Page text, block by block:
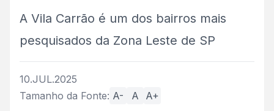
A Vila Carrão é um dos bairros mais
pesquisados da Zona Leste de SP
10.JUL.2025
Tamanho da Fonte: A- A A+